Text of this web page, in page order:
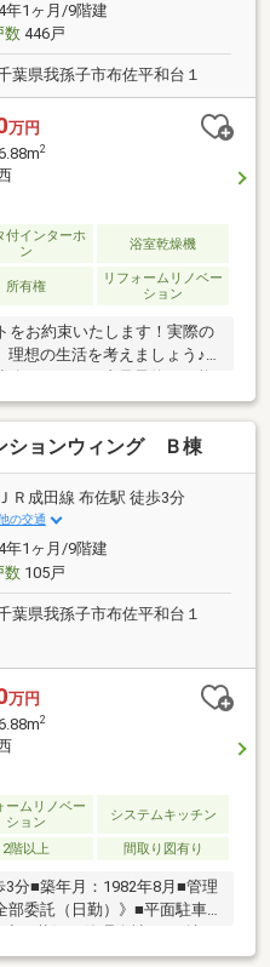
年1ヶ月/9階建
数446戸
葉県我孫子市布佐平和台１
万円
2
付インターホ
ン
浴室乾燥機
所有権
リフォームリノベー
ション
をお約束いたします！実際の
理想の生活を考えましょう♪
ント・□大画面ＴＶも余裕、
やすいワイドなリビング■お
訪問者を確認できるＴＶモ
居室収納付きで「自分の物
に身に付く間取り■浴室には
排しカビ防止に大活躍。冬季
ションウィング Ｂ棟
ＪＲ成田線 布佐駅 徒歩3分
の交通
年1ヶ月/9階建
数105戸
葉県我孫子市布佐平和台１
万円
2
ームリノベー
ション
システムキッチン
2階以上 間取り図有り
分■築年月：1982年8月■管理
部委託（日勤）》■平面駐車